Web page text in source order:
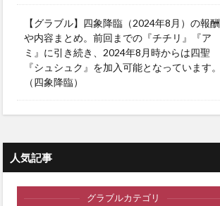
【グラブル】四象降臨（2024年8月）の報酬
や内容まとめ。前回までの『チチリ』『ア
ミ』に引き続き、2024年8月時からは四聖
『シュシュク』を加入可能となっています。
（四象降臨）
人気記事
グラブルカテゴリ